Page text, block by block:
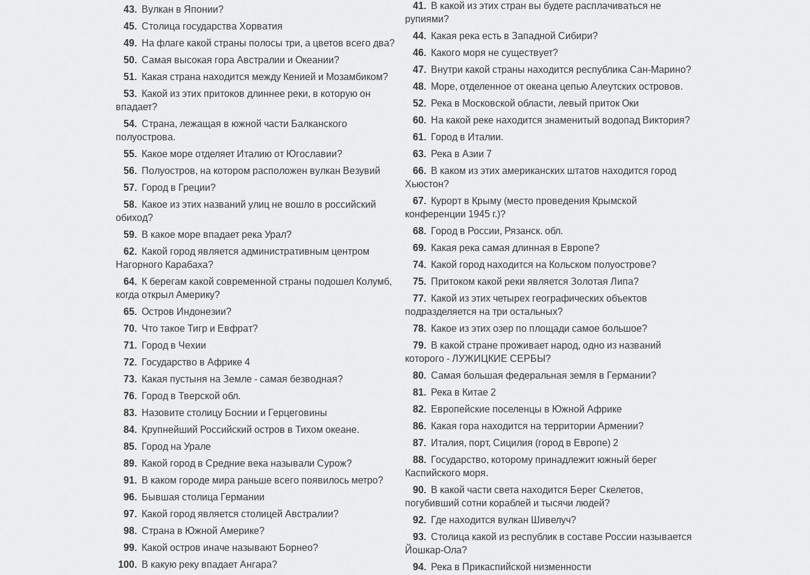
43. Вулкан в Японии?
45. Столица государства Хорватия
49. На флаге какой страны полосы три, а цветов всего два?
50. Самая высокая гора Австралии и Океании?
51. Какая страна находится между Кенией и Мозамбиком?
53. Какой из этих притоков длиннее реки, в которую он
впадает?
54. Страна, лежащая в южной части Балканского
полуострова.
55. Какое море отделяет Италию от Югославии?
56. Полуостров, на котором расположен вулкан Везувий
57. Город в Греции?
58. Какое из этих названий улиц не вошло в российский
обиход?
59. В какое море впадает река Урал?
62. Какой город является административным центром
Нагорного Карабаха?
64. К берегам какой современной страны подошел Колумб,
когда открыл Америку?
65. Остров Индонезии?
70. Что такое Тигр и Евфрат?
71. Город в Чехии
72. Государство в Африке 4
73. Какая пустыня на Земле - самая безводная?
76. Город в Тверской обл.
83. Назовите столицу Боснии и Герцеговины
84. Крупнейший Российский остров в Тихом океане.
85. Город на Урале
89. Какой город в Средние века называли Сурож?
91. В каком городе мира раньше всего появилось метро?
96. Бывшая столица Германии
97. Какой город является столицей Австралии?
98. Страна в Южной Америке?
99. Какой остров иначе называют Борнео?
100. В какую реку впадает Ангара?
41. В какой из этих стран вы будете расплачиваться не
рупиями?
44. Какая река есть в Западной Сибири?
46. Какого моря не существует?
47. Внутри какой страны находится республика Сан-Марино?
48. Море, отделенное от океана цепью Алеутских островов.
52. Река в Московской области, левый приток Оки
60. На какой реке находится знаменитый водопад Виктория?
61. ​Город в Италии.
63. Река в Азии 7
66. В каком из этих американских штатов находится город
Хьюстон?
67. Курорт в Крыму (место проведения Крымской
конференции 1945 г.)?
68. Город в России, Рязанск. обл.
69. Какая река самая длинная в Европе?
74. Какой город находится на Кольском полуострове?
75. Притоком какой реки является Золотая Липа?
77. Какой из этих четырех географических объектов
подразделяется на три остальных?
78. Какое из этих озер по площади самое большое?
79. В какой стране проживает народ, одно из названий
которого - ЛУЖИЦКИЕ СЕРБЫ?
80. Самая большая федеральная земля в Германии?
81. Река в Китае 2
82. Европейские поселенцы в Южной Африке
86. Какая гора находится на территории Армении?
87. Итaлия, пopт, Cицилия (гopoд в Eвpoпe) 2
88. Государство, которому принадлежит южный берег
Каспийского моря.
90. В какой части света находится Берег Скелетов,
погубивший сотни кораблей и тысячи людей?
92. Где находится вулкан Шивелуч?
93. Столица какой из республик в составе России называется
Йошкар-Ола?
94. Река в Прикаспийской низменности